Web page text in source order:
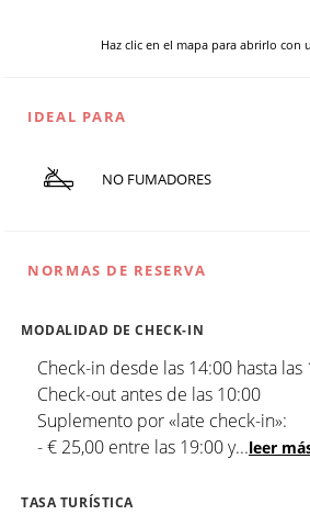
Haz clic en el mapa para abrirlo con
IDEAL PARA
NO FUMADORES
NORMAS DE RESERVA
MODALIDAD DE CHECK-IN
Check-in desde las 14:00 hasta las
Check-out antes de las 10:00
Suplemento por «late check-in»:
- € 25,00 entre las 19:00 y...leer
TASA TURÍSTICA